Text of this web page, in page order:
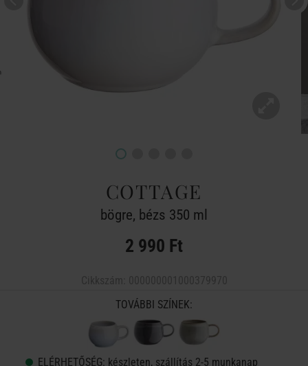
COTTAGE
bögre, bézs 350 ml
2 990 Ft
TOVÁBBI SZÍNEK:
ELÉRHETŐSÉG: készleten, szállítás 2-5 munkanap